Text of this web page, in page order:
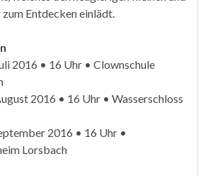
Entdecken einlädt.
2016 • 16 Uhr • Clownschule
2016 • 16 Uhr • Wasserschloss
2016 • 16 Uhr •
Lorsbach